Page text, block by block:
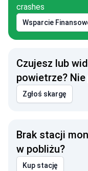
crashes
Wsparcie
Czujesz lub
powietrze?
Zgłoś skargę
Brak stacji
w pobliżu?
Kup stację